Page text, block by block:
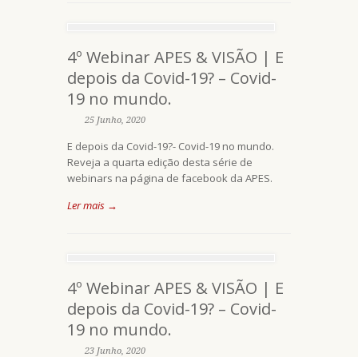
4º Webinar APES & VISÃO | E
depois da Covid-19? – Covid-
19 no mundo.
25 Junho, 2020
E depois da Covid-19?- Covid-19 no mundo.
Reveja a quarta edição desta série de
webinars na página de facebook da APES.
Ler mais →
4º Webinar APES & VISÃO | E
depois da Covid-19? – Covid-
19 no mundo.
23 Junho, 2020